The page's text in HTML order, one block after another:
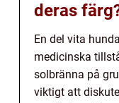
deras
En del vita
medicinska
solbränna på
viktigt att